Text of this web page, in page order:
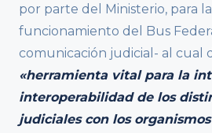
por parte del Ministerio, para
funcionamiento del Bus
comunicación judicial- al cual
«herramienta vital para la
interoperabilidad de los
judiciales con los